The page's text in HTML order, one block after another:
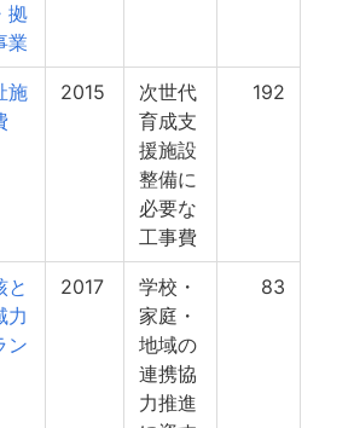
拠
業
施
2015
次世代
育成支
援施設
整備に
必要な
工事費
192
と
力
ン
2017
学校・
家庭・
地域の
連携協
力推進
83